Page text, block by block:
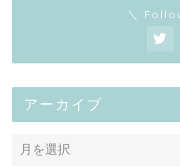
＼
アーカイブ